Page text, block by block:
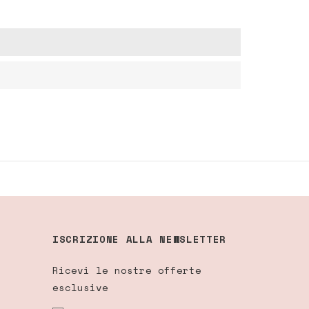
ISCRIZIONE ALLA NEWSLETTER
Ricevi le nostre offerte
esclusive